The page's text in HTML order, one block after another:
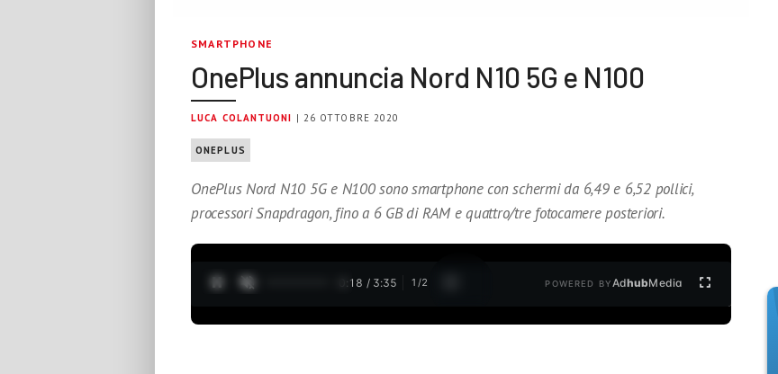
SMARTPHONE
OnePlus annuncia Nord N10 5G e N100
LUCA COLANTUONI | 26 OTTOBRE 2020
ONEPLUS
OnePlus Nord N10 5G e N100 sono smartphone con schermi da 6,49 e 6,52 pollici,
processori Snapdragon, fino a 6 GB di RAM e quattro/tre fotocamere posteriori.
0:19 / 3:35 1 /2 POWERED BYAdhubMedia